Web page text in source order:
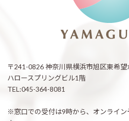
〒241-0826 神奈川県横浜市旭区東希望
ハロースプリングビル1階
TEL:045-364-8081
※窓口での受付は9時から、オンライ